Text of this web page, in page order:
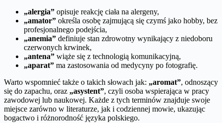
„alergia” opisuje reakcję ciała na alergeny,
„amator” określa osobę zajmującą się czymś jako hobby, bez
profesjonalnego podejścia,
„anemia” definiuje stan zdrowotny wynikający z niedoboru
czerwonych krwinek,
„antena” wiąże się z technologią komunikacyjną,
„aparat” ma zastosowania od medycyny po fotografię.
Warto wspomnieć także o takich słowach jak: „aromat”, odnoszący
się do zapachu, oraz „asystent”, czyli osoba wspierająca w pracy
zawodowej lub naukowej. Każde z tych terminów znajduje swoje
miejsce zarówno w literaturze, jak i codziennej mowie, ukazując
bogactwo i różnorodność języka polskiego.